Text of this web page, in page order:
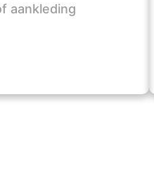
aankleding